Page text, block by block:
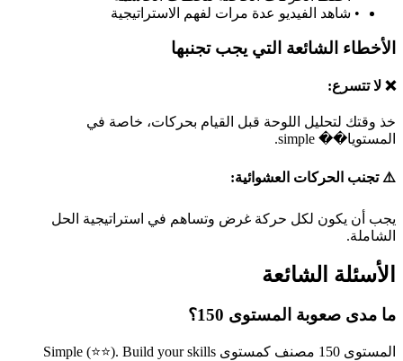
• شاهد الفيديو عدة مرات لفهم الاستراتيجية
الأخطاء الشائعة التي يجب تجنبها
❌ لا تتسرع:
خذ وقتك لتحليل اللوحة قبل القيام بحركات، خاصة في
المستويا�� simple.
⚠️ تجنب الحركات العشوائية:
يجب أن يكون لكل حركة غرض وتساهم في استراتيجية الحل
الشاملة.
الأسئلة الشائعة
ما مدى صعوبة المستوى 150؟
المستوى 150 مصنف كمستوى Simple (⭐⭐). Build your skills